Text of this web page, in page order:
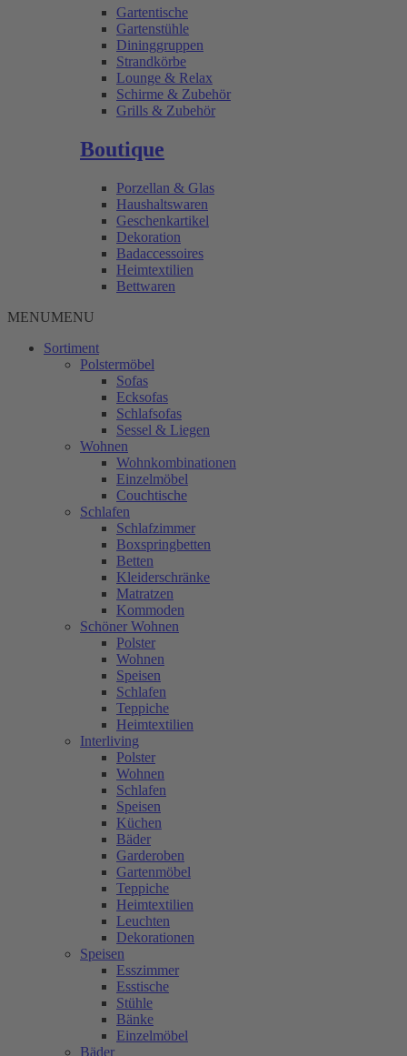
Gartentische
Gartenstühle
Dininggruppen
Strandkörbe
Lounge & Relax
Schirme & Zubehör
Grills & Zubehör
Boutique
Porzellan & Glas
Haushaltswaren
Geschenkartikel
Dekoration
Badaccessoires
Heimtextilien
Bettwaren
MENUMENU
Sortiment
Polstermöbel
Sofas
Ecksofas
Schlafsofas
Sessel & Liegen
Wohnen
Wohnkombinationen
Einzelmöbel
Couchtische
Schlafen
Schlafzimmer
Boxspringbetten
Betten
Kleiderschränke
Matratzen
Kommoden
Schöner Wohnen
Polster
Wohnen
Speisen
Schlafen
Teppiche
Heimtextilien
Interliving
Polster
Wohnen
Schlafen
Speisen
Küchen
Bäder
Garderoben
Gartenmöbel
Teppiche
Heimtextilien
Leuchten
Dekorationen
Speisen
Esszimmer
Esstische
Stühle
Bänke
Einzelmöbel
Bäder